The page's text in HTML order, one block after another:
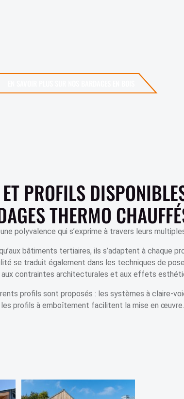
PROFILS
THERMO
polyvalence qui s’exprime à travers leurs
bâtiments tertiaires, ils s’adaptent à chaque
se traduit également dans les techniques de
contraintes architecturales et aux effets
profils sont proposés : les systèmes à claire-
les profils à emboîtement facilitent la mise en œuvre.